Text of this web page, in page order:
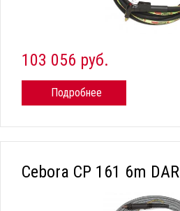
103 056 руб.
Подробнее
Cebora CP 161 6m DAR